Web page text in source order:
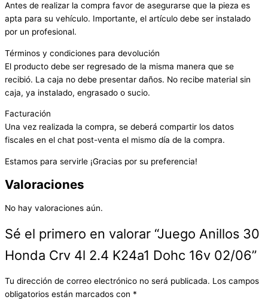
Antes de realizar la compra favor de asegurarse que la pieza es
apta para su vehículo. Importante, el artículo debe ser instalado
por un profesional.
Términos y condiciones para devolución
El producto debe ser regresado de la misma manera que se
recibió. La caja no debe presentar daños. No recibe material sin
caja, ya instalado, engrasado o sucio.
Facturación
Una vez realizada la compra, se deberá compartir los datos
fiscales en el chat post-venta el mismo día de la compra.
Estamos para servirle ¡Gracias por su preferencia!
Valoraciones
No hay valoraciones aún.
Sé el primero en valorar “Juego Anillos 30
Honda Crv 4l 2.4 K24a1 Dohc 16v 02/06”
Tu dirección de correo electrónico no será publicada. Los campos
obligatorios están marcados con *